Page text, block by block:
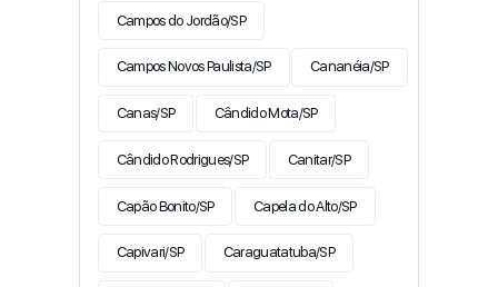
Campos do Jordão/SP
Campos Novos Paulista/SP Cananéia/SP
Canas/SP Cândido Mota/SP
Cândido Rodrigues/SP Canitar/SP
Capão Bonito/SP Capela do Alto/SP
Capivari/SP Caraguatatuba/SP